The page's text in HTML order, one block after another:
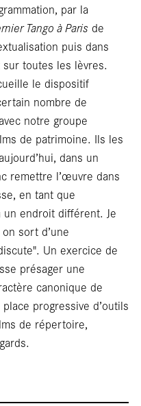
par la
Tango à Paris de
puis dans
sur toutes les lèvres.
le dispositif
nombre de
notre groupe
de patrimoine. Ils les
dans un
remettre l’œuvre dans
en tant que
endroit différent. Je
sort d’une
Un exercice de
présager une
canonique de
progressive d’outils
de répertoire,